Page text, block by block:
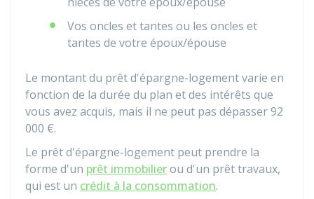
Vos oncles et tantes ou les oncles et
tantes de votre époux/épouse
Le montant du prêt d'épargne-logement varie en
fonction de la durée du plan et des intérêts que
vous avez acquis, mais il ne peut pas dépasser92
000 €.
Le prêt d'épargne-logement peut prendre la
forme d'un prêt immobilierou d'un prêt travaux,
qui est un crédit à la consommation.